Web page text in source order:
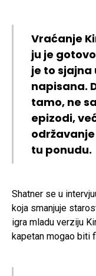
Vraćanje
ju je
je to
napisana.
tamo, ne
epizodi,
tu ponudu.
Shatner se u
koja smanjuje
igra mladu verziju
kapetan mogao biti